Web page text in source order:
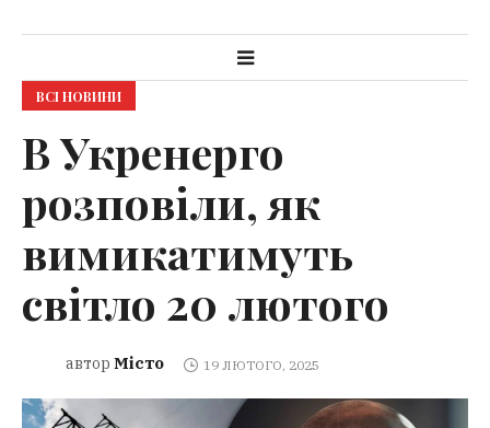
ВСІ НОВИНИ
В Укренерго
розповіли, як
вимикатимуть
світло 20 лютого
автор Місто 19 ЛЮТОГО, 2025